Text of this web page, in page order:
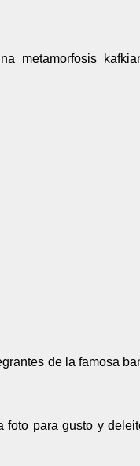
metamorfosis
de la famosa
foto para gusto y